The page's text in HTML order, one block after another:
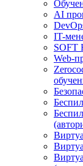
AI
IT-
SOFT
Web-